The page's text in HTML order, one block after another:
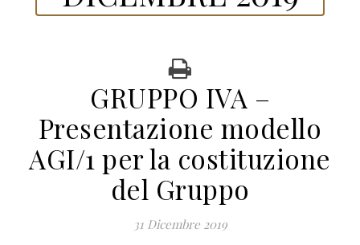
GRUPPO IVA –
Presentazione modello
AGI/1 per la costituzione
del Gruppo
31 Dicembre 2019